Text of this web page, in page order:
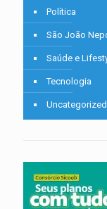
Política
São João
Saúde e
Tecnologia
Uncategorized